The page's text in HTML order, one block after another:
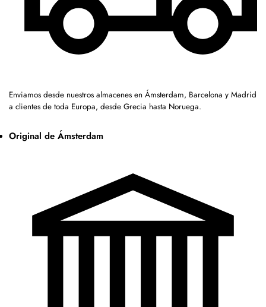
Enviamos desde nuestros almacenes en Ámsterdam, Barcelona y Madrid
a clientes de toda Europa, desde Grecia hasta Noruega.
Original de Ámsterdam